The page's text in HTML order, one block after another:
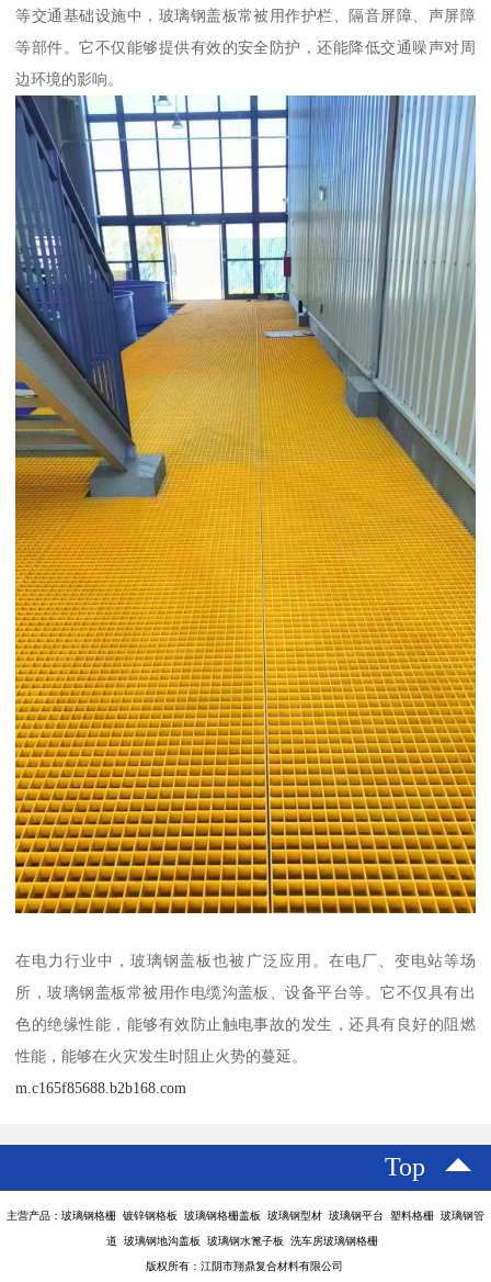
等交通基础设施中，玻璃钢盖板常被用作护栏、隔音屏障、声屏障
等部件。它不仅能够提供有效的安全防护，还能降低交通噪声对周
边环境的影响。
在电力行业中，玻璃钢盖板也被广泛应用。在电厂、变电站等场
所，玻璃钢盖板常被用作电缆沟盖板、设备平台等。它不仅具有出
色的绝缘性能，能够有效防止触电事故的发生，还具有良好的阻燃
性能，能够在火灾发生时阻止火势的蔓延。
m.c165f85688.b2b168.com
Top
主营产品：玻璃钢格栅 镀锌钢格板 玻璃钢格栅盖板 玻璃钢型材 玻璃钢平台 塑料格栅 玻璃钢管
道 玻璃钢地沟盖板 玻璃钢水篦子板 洗车房玻璃钢格栅
版权所有：江阴市翔鼎复合材料有限公司